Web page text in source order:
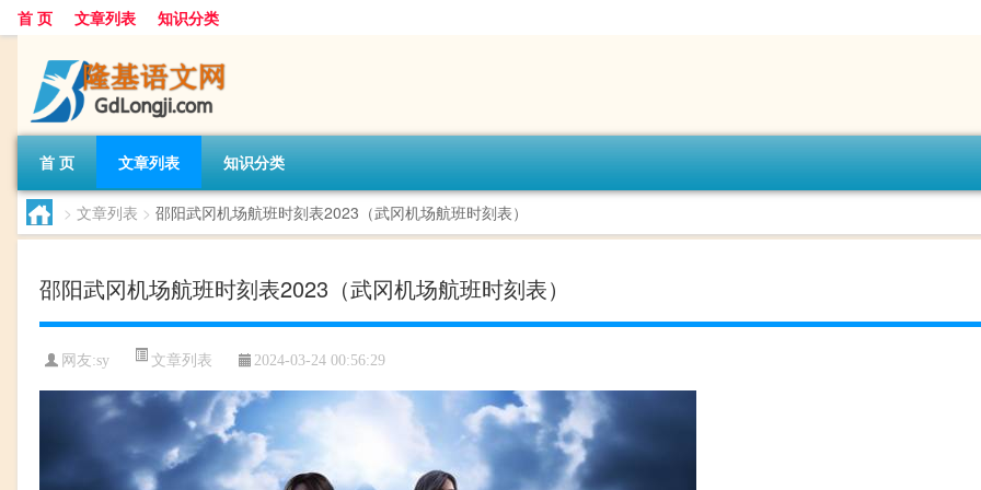
首 页 文章列表 知识分类
首 页 文章列表 知识分类
> 文章列表 > 邵阳武冈机场航班时刻表2023（武冈机场航班时刻表）
邵阳武冈机场航班时刻表2023（武冈机场航班时刻表）
网友:sy 文章列表 2024-03-24 00:56:29